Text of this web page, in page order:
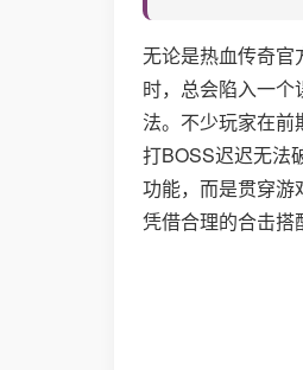
无论是热血传奇官
时，总会陷入一
法。不少玩家在
打BOSS迟迟无法
功能，而是贯穿游
凭借合理的合击搭